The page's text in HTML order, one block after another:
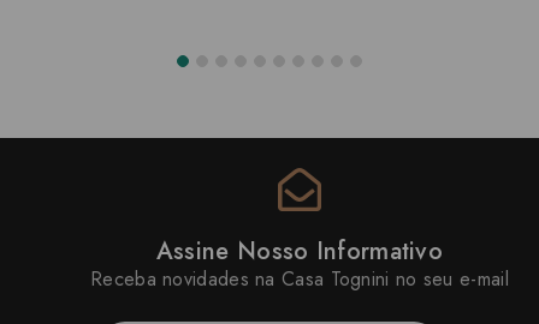
Assine Nosso Informativo
Receba novidades na Casa Tognini no seu e-mail